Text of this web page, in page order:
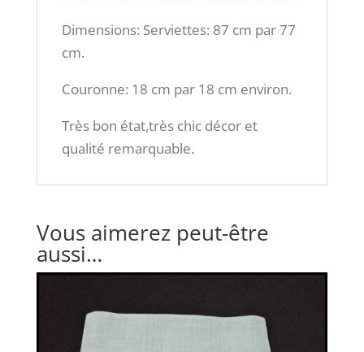
Dimensions: Serviettes: 87 cm par 77
cm.
Couronne: 18 cm par 18 cm environ.
Très bon état,très chic décor et
qualité remarquable.
Vous aimerez peut-être
aussi…